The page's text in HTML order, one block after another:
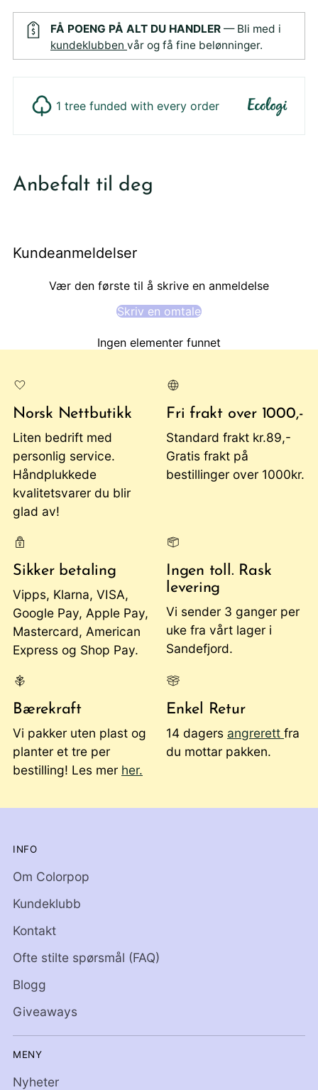
FÅ POENG PÅ ALT DU HANDLER — Bli med i
kundeklubben vår og få fine belønninger.
1 tree funded with every order
produktet
iAnbefalt til deg
Kundeanmeldelser
Vær den første til å skrive en anmeldelse
Skriv en omtale
Ingen elementer funnet
Norsk Nettbutikk
Liten bedrift med
personlig service.
Håndplukkede
kvalitetsvarer du blir
glad av!
Fri frakt over 1000,-
Standard frakt kr.89,-
Gratis frakt på
bestillinger over 1000kr.
Sikker betaling
Vipps, Klarna, VISA,
Google Pay, Apple Pay,
Mastercard, American
Express og Shop Pay.
Ingen toll. Rask
levering
Vi sender 3 ganger per
uke fra vårt lager i
Sandefjord.
Bærekraft
Vi pakker uten plast og
planter et tre per
bestilling! Les mer her.
Enkel Retur
14 dagers angrerett fra
du mottar pakken.
INFO
Om Colorpop
Kundeklubb
Kontakt
Ofte stilte spørsmål (FAQ)
Blogg
Giveaways
MENY
Nyheter